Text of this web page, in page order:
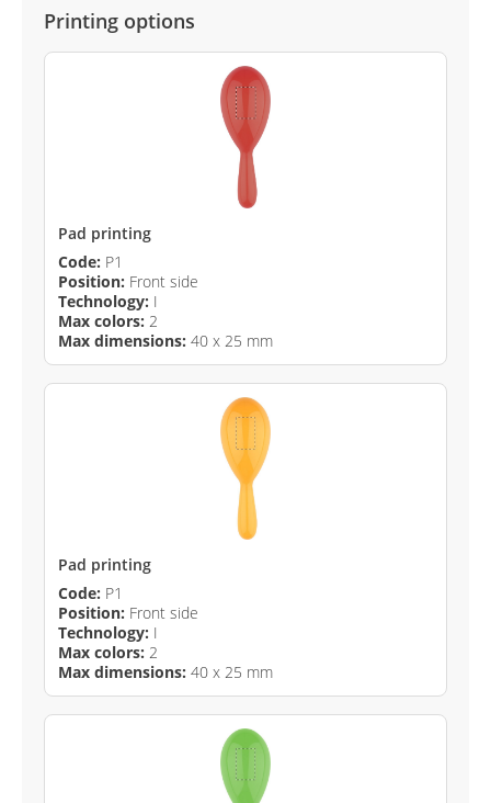
Printing options
Pad printing
Code: P1
Position: Front side
Technology: I
Max colors: 2
Max dimensions: 40 x 25 mm
Pad printing
Code: P1
Position: Front side
Technology: I
Max colors: 2
Max dimensions: 40 x 25 mm